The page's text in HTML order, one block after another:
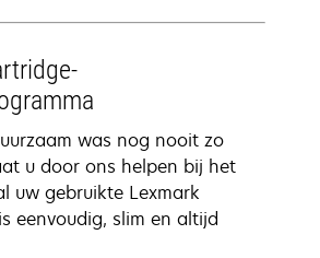
was nog nooit zo
u door ons helpen bij het
uw gebruikte Lexmark
eenvoudig, slim en altijd